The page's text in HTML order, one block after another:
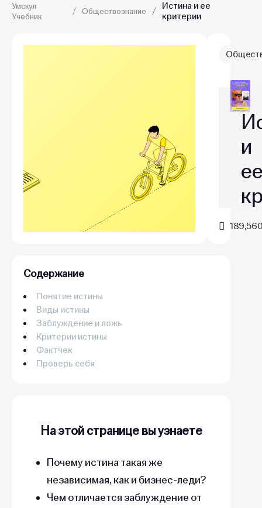
Умскул
Учебник
Обществознание
Истина и ее
критерии
и
Содержание
Понятие истины
Виды истины
Заблуждение и ложь
Критерии истины
Фактчек
Проверь себя
На этой странице вы узнаете
Почему истина такая же
независимая, как и бизнес-леди?
Чем отличается заблуждение от